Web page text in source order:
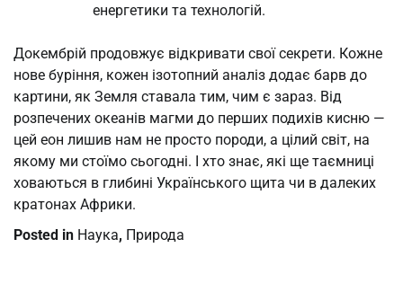
енергетики та технологій.
Докембрій продовжує відкривати свої секрети. Кожне
нове буріння, кожен ізотопний аналіз додає барв до
картини, як Земля ставала тим, чим є зараз. Від
розпечених океанів магми до перших подихів кисню —
цей еон лишив нам не просто породи, а цілий світ, на
якому ми стоїмо сьогодні. І хто знає, які ще таємниці
ховаються в глибині Українського щита чи в далеких
кратонах Африки.
Posted in Наука, Природа